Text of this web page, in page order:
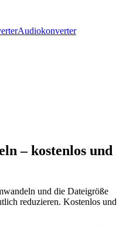
Audiokonverter
– kostenlos und
und die Dateigröße
reduzieren. Kostenlos und